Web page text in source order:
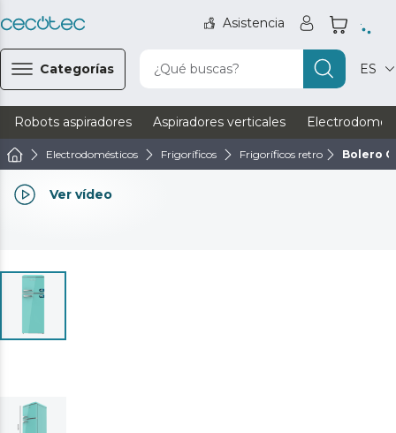
Asistencia
Categorías ¿Qué buscas? ES
Robots aspiradores Aspiradores verticales
Electrodomésticos Frigoríficos Frigoríficos retro Bolero
Ver vídeo